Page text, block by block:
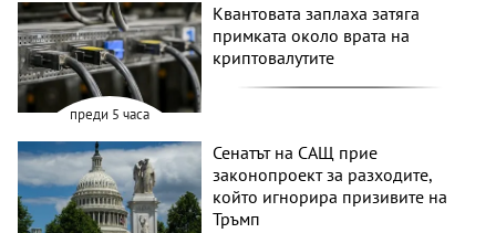
преди 5 часа
Квантовата заплаха затяга
примката около врата на
криптовалутите
Сенатът на САЩ прие
законопроект за разходите,
който игнорира призивите на
Тръмп